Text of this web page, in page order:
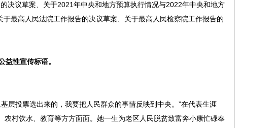
决议草案、关于2021年中央和地方预算执行情况与2022年中央和地方
最高人民法院工作报告的决议草案、关于最高人民检察院工作报告的
性宣传标语。
基层投票选出来的，我要把人民群众的事情反映到中央。”在代表生涯
村饮水、教育等方方面面。她一生为老区人民脱贫致富奔小康忙碌奉